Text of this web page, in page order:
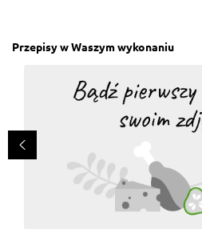
Przepisy w Waszym wykonaniu